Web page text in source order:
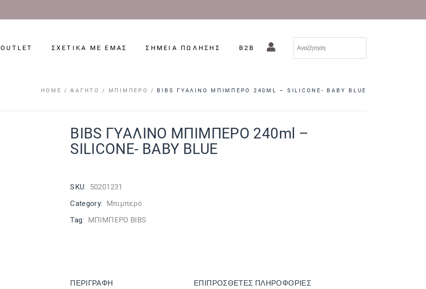
OUTLET ΣΧΕΤΙΚΑ ΜΕ ΕΜΑΣ ΣΗΜΕΙΑ ΠΩΛΗΣΗΣ B2B
HOME ΦΑΓΗΤΌ ΜΠΙΜΠΕΡΌ BIBS ΓΥΑΛΙΝΟ ΜΠΙΜΠΕΡΟ 240ML – SILICONE- BABY BLUE
BIBS ΓΥΑΛΙΝΟ ΜΠΙΜΠΕΡΟ 240ml –
SILICONE- BABY BLUE
SKU: 50201231
Category: Μπιμπερό
Tag: ΜΠΙΜΠΕΡΟ BIBS
ΠΕΡΙΓΡΑΦΉ ΕΠΙΠΡΌΣΘΕΤΕΣ ΠΛΗΡΟΦΟΡΊΕΣ